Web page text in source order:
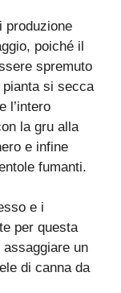
produzione
poiché il
spremuto
si secca
l’intero
la gru alla
e infine
fumanti.
e i
per questa
un
di canna da